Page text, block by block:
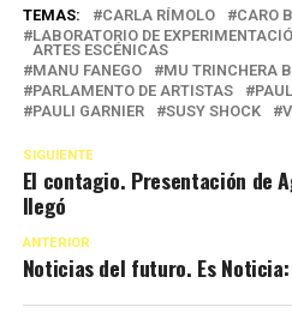
TEMAS: CARLA RÍMOLO CARO
LABORATORIO DE
ARTES ESCÉNICAS
MANU FANEGO
MU TRINCHERA
PARLAMENTO DE ARTISTAS
PAULI GARNIER
SUSY SHOCK
SIGUIENTE
El contagio. Presentación de
llegó
ANTERIOR
Noticias del futuro. Es